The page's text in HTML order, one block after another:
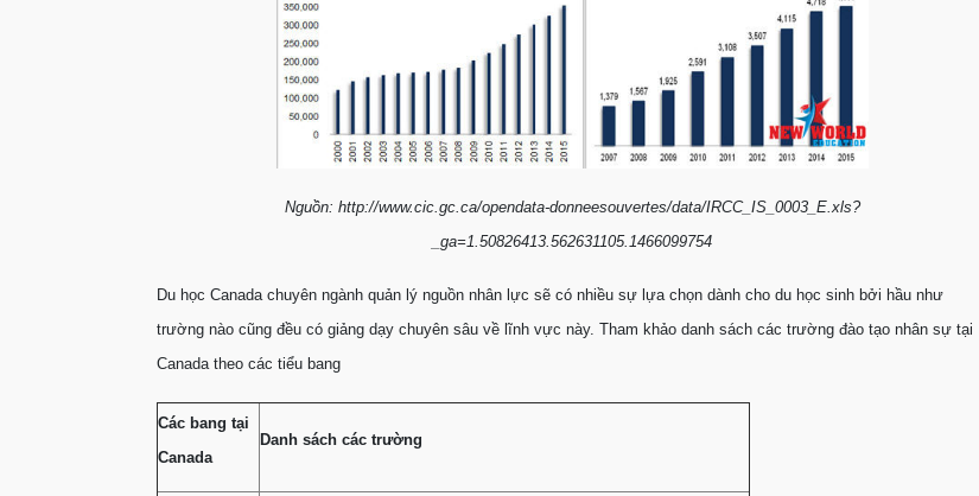
Nguồn: http://www.cic.gc.ca/opendata-donneesouvertes/data/IRCC_IS_0003_E.xls?
_ga=1.50826413.562631105.1466099754
Du học Canada chuyên ngành quản lý nguồn nhân lực sẽ có nhiều sự lựa chọn dành cho du học sinh bởi hầu như
trường nào cũng đều có giảng dạy chuyên sâu về lĩnh vực này. Tham khảo danh sách các trường đào tạo nhân sự tại
Canada theo các tiểu bang
Các bang tại
Canada
Danh sách các trường